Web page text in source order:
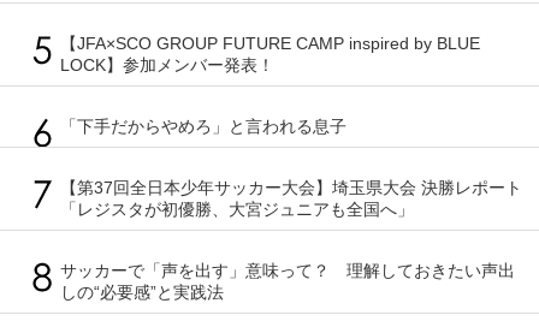
【JFA×SCO GROUP FUTURE CAMP inspired by BLUE
LOCK】参加メンバー発表！
「下手だからやめろ」と言われる息子
【第37回全日本少年サッカー大会】埼玉県大会 決勝レポート
「レジスタが初優勝、大宮ジュニアも全国へ」
サッカーで「声を出す」意味って？ 理解しておきたい声出
しの“必要感”と実践法